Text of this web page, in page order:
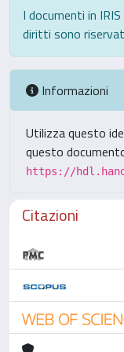
I documenti in
diritti sono
Informazioni
Utilizza questo
questo
https://
Citazioni